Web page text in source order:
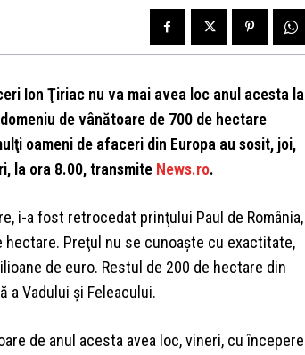
Ion Ţiriac nu va mai avea loc anul acesta la
de vânătoare de 700 de hectare
oameni de afaceri din Europa au sosit, joi,
la ora 8.00, transmite News.ro.
i-a fost retrocedat prinţului Paul de România,
Preţul nu se cunoaşte cu exactitate,
de euro. Restul de 200 de hectare din
a Vadului şi Feleacului.
de anul acesta avea loc, vineri, cu începere